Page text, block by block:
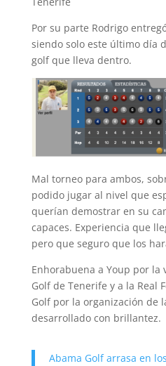
Por su parte Rodrigo
siendo solo este último día
golf que lleva dentro.
Mal torneo para ambos,
podido jugar al nivel que
querían demostrar en su
capaces. Experiencia que
pero que seguro que los
Enhorabuena a Youp por la
Golf de Tenerife y a la Real
Golf por la organización de
desarrollado con brillantez.
Abama Golf arrasa en